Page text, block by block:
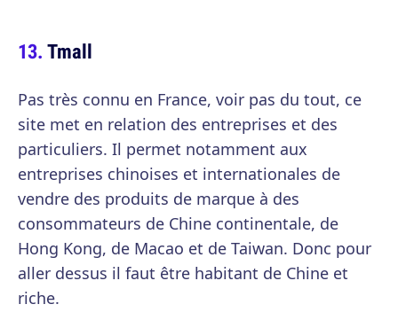
Tmall
Pas très connu en France, voir pas du tout, ce
site met en relation des entreprises et des
particuliers. Il permet notamment aux
entreprises chinoises et internationales de
vendre des produits de marque à des
consommateurs de Chine continentale, de
Hong Kong, de Macao et de Taiwan. Donc pour
aller dessus il faut être habitant de Chine et
riche.